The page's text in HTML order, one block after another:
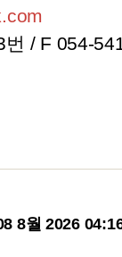
/ F 054-
8월 2026